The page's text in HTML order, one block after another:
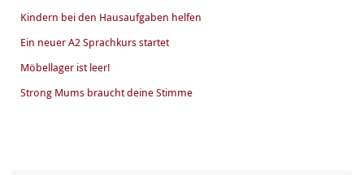
Kindern bei den Hausaufgaben helfen
Ein neuer A2 Sprachkurs startet
Möbellager ist leer!
Strong Mums braucht deine Stimme